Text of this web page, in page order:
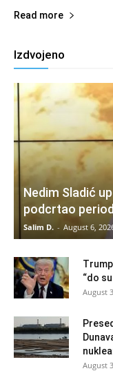
Read more
Izdvojeno
Nedim Sladić
podcrtao
Salim D. - August 6,
“do
August
August